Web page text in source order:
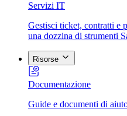
Servizi IT
Gestisci ticket, contratti e
una dozzina di strumenti
Risorse
Documentazione
Guide e documenti di